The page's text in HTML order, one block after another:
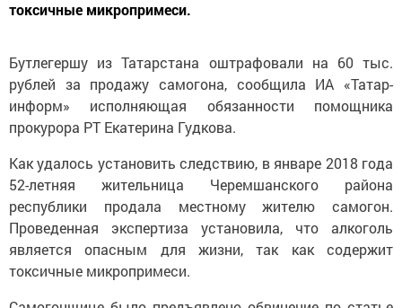
токсичные микропримеси.
Бутлегершу из Татарстана оштрафовали на 60 тыс.
рублей за продажу самогона, сообщила ИА «Татар-
информ» исполняющая обязанности помощника
прокурора РТ Екатерина Гудкова.
Как удалось установить следствию, в январе 2018 года
52-летняя жительница Черемшанского района
республики продала местному жителю самогон.
Проведенная экспертиза установила, что алкоголь
является опасным для жизни, так как содержит
токсичные микропримеси.